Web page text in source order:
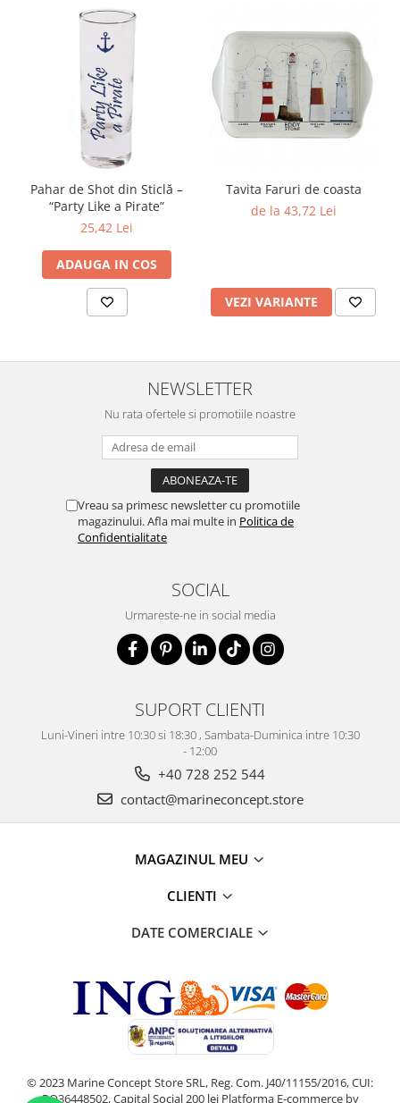
Pahar de Shot din Sticlă –
“Party Like a Pirate”
25,42 Lei
ADAUGA IN COS
Tavita Faruri de coasta
de la 43,72 Lei
VEZI VARIANTE
NEWSLETTER
Nu rata ofertele si promotiile noastre
Vreau sa primesc newsletter cu promotiile
magazinului. Afla mai multe in Politica de
Confidentialitate
SOCIAL
Urmareste-ne in social media
SUPORT CLIENTI
Luni-Vineri intre 10:30 si 18:30 , Sambata-Duminica intre 10:30
- 12:00
+40 728 252 544
contact@marineconcept.store
MAGAZINUL MEU
CLIENTI
DATE COMERCIALE
© 2023 Marine Concept Store SRL, Reg. Com. J40/11155/2016, CUI:
RO36448502, Capital Social 200 lei Platforma E-commerce by